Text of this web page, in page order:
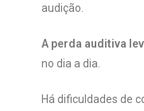
audição.
A perda auditiva
no dia a dia.
Há dificuldades de